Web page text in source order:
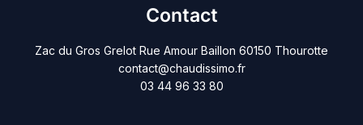
Contact
Zac du Gros Grelot Rue Amour Baillon 60150 Thourotte
contact@chaudissimo.fr
03 44 96 33 80